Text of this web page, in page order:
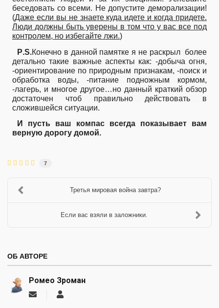
беседовать со всеми. Не допустите деморализации!
(Даже если вы не знаете куда идете и когда придете.
Люди должны быть уверены в том что у вас все под
контролем, но избегайте лжи.)
P.S.Конечно в данной памятке я не раскрыл
более
детально такие важные аспекты как: -добыча огня,
-ориентирование по природным признакам, -поиск и
обработка воды, -питание подножным кормом,
-лагерь, и многое другое…но данный краткий обзор
достаточен чтоб правильно действовать в
сложившейся ситуации.
И пусть ваш компас всегда показывает вам
верную дорогу домой.
7
Третья мировая война завтра?
Если вас взяли в заложники.
ОБ АВТОРЕ
Ромео Зроман
ПодписатьсяРомео